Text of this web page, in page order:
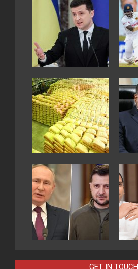
GET IN TOUCH